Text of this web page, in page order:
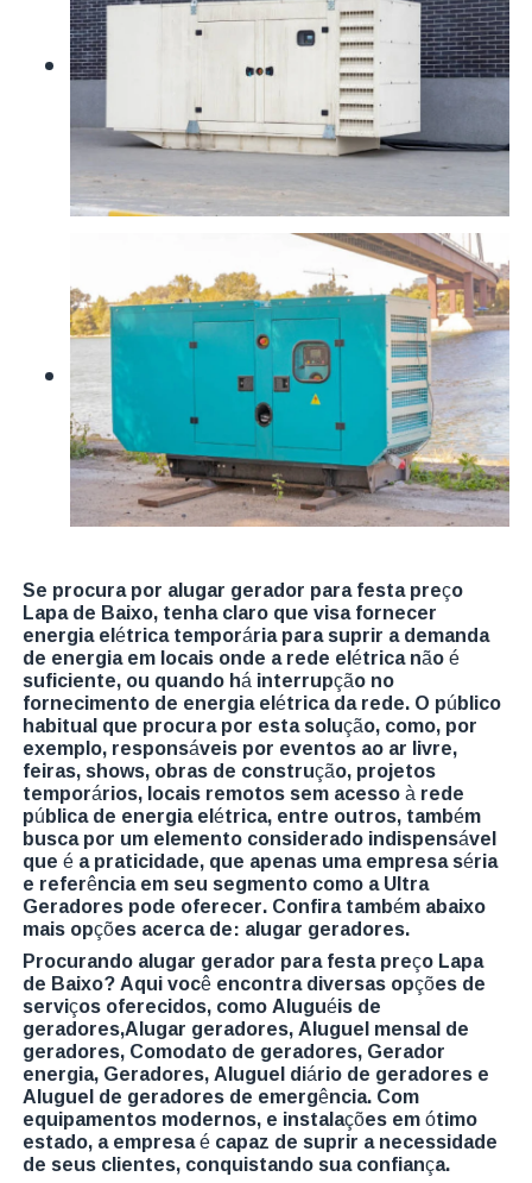
Se procura por alugar gerador para festa preço
Lapa de Baixo, tenha claro que visa fornecer
energia elétrica temporária para suprir a demanda
de energia em locais onde a rede elétrica não é
suficiente, ou quando há interrupção no
fornecimento de energia elétrica da rede. O público
habitual que procura por esta solução, como, por
exemplo, responsáveis por eventos ao ar livre,
feiras, shows, obras de construção, projetos
temporários, locais remotos sem acesso à rede
pública de energia elétrica, entre outros, também
busca por um elemento considerado indispensável
que é a praticidade, que apenas uma empresa séria
e referência em seu segmento como a Ultra
Geradores pode oferecer. Confira também abaixo
mais opções acerca de: alugar geradores.
Procurando alugar gerador para festa preço Lapa
de Baixo? Aqui você encontra diversas opções de
serviços oferecidos, como Aluguéis de
geradores,Alugar geradores, Aluguel mensal de
geradores, Comodato de geradores, Gerador
energia, Geradores, Aluguel diário de geradores e
Aluguel de geradores de emergência. Com
equipamentos modernos, e instalações em ótimo
estado, a empresa é capaz de suprir a necessidade
de seus clientes, conquistando sua confiança.